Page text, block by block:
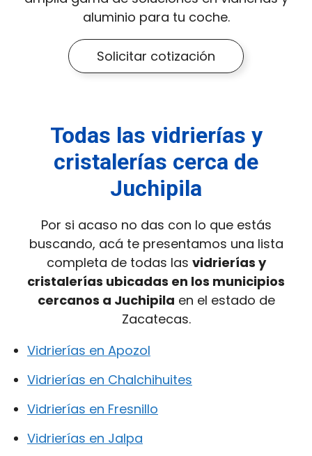
aluminio para tu coche.
Solicitar cotización
Todas las vidrierías y
cristalerías cerca de
Juchipila
Por si acaso no das con lo que estás
buscando, acá te presentamos una lista
completa de todas las vidrierías y
cristalerías ubicadas en los municipios
cercanos a Juchipila en el estado de
Zacatecas.
Vidrierías en Apozol
Vidrierías en Chalchihuites
Vidrierías en Fresnillo
Vidrierías en Jalpa